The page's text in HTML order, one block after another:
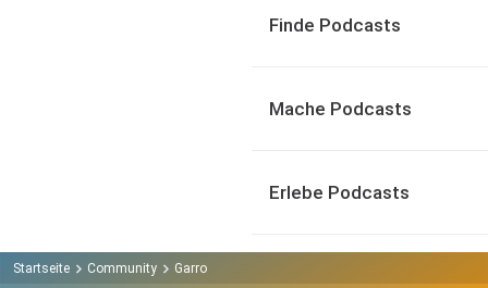
Finde Podcasts
Mache Podcasts
Erlebe Podcasts
Startseite Community Garro